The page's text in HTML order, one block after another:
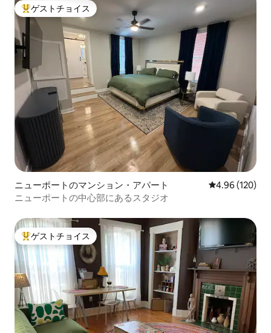
大好評のゲストチョイスです。
ゲストチョイス
ニューポートのマンション・アパート レビュー120
4.96 (120)
ニューポートの中心部にあるスタジオ
大好評のゲストチョイスです。
ゲストチョイス